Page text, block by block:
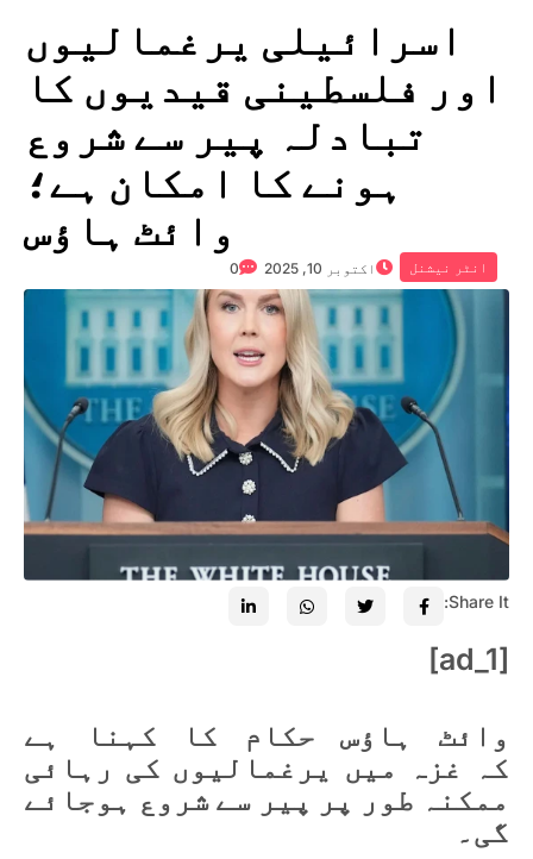
اسرائیلی یرغمالیوں
اور فلسطینی قیدیوں کا
تبادلہ پیر سے شروع
ہونے کا امکان ہے؛
وائٹ ہاؤس
انٹر نیشنل اکتوبر 10, 2025 0
Share It:
[ad_1]
وائٹ ہاؤس حکام کا کہنا ہے
کہ غزہ میں یرغمالیوں کی رہائی
ممکنہ طور پر پیر سے شروع ہوجائے
گی۔